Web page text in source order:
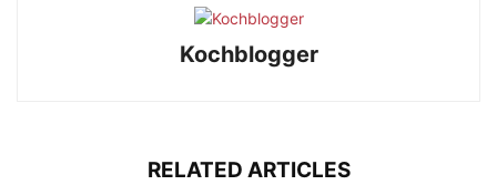
Kochblogger
RELATED ARTICLES